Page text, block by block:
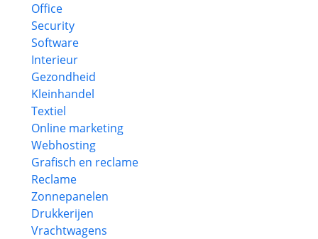
Office
Security
Software
Interieur
Gezondheid
Kleinhandel
Textiel
Online marketing
Webhosting
Grafisch en reclame
Reclame
Zonnepanelen
Drukkerijen
Vrachtwagens